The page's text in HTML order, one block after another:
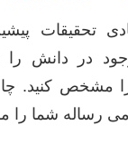
تحقیقات
در دانش را
مشخص کنید.
رساله شما